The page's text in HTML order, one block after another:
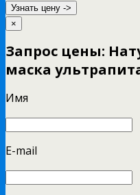
Узнать цену ->
×
Запрос цены:
маска
Имя
E-mail